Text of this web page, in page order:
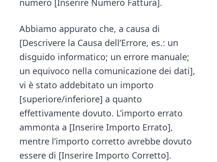
numero [Inserire Numero Fattura].
Abbiamo appurato che, a causa di
[Descrivere la Causa dell’Errore, es.: un
disguido informatico; un errore manuale;
un equivoco nella comunicazione dei dati],
vi è stato addebitato un importo
[superiore/inferiore] a quanto
effettivamente dovuto. L’importo errato
ammonta a [Inserire Importo Errato],
mentre l’importo corretto avrebbe dovuto
essere di [Inserire Importo Corretto].